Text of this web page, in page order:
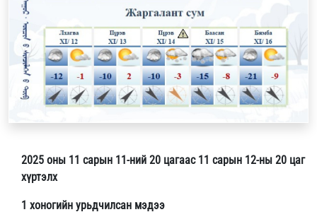
2025 оны 11 сарын 11-ний 20 цагаас 11 сарын 12-ны 20 цаг
хүртэлх
1 хоногийн урьдчилсан мэдээ